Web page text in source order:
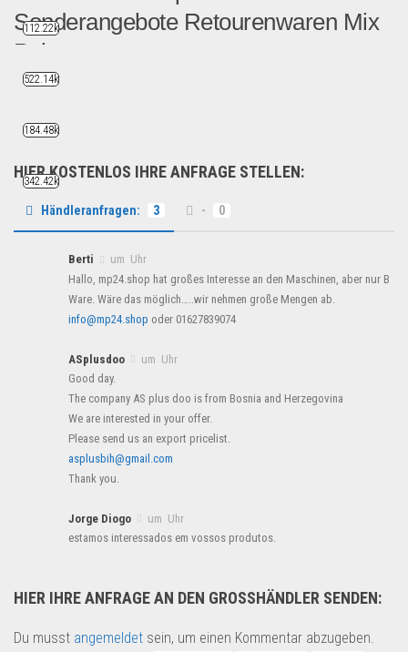
Sonderangebote Retourenwaren Mix
Palette
Wir bieten Mischware, Rest...
HIER KOSTENLOS IHRE ANFRAGE STELLEN:
Händleranfragen: 3 - 0
Berti
um Uhr
Hallo, mp24.shop hat großes Interesse an den Maschinen, aber nur B
Ware. Wäre das möglich…..wir nehmen große Mengen ab.
info@mp24.shop oder 01627839074
ASplusdoo
um Uhr
Good day.
The company AS plus doo is from Bosnia and Herzegovina
We are interested in your offer.
Please send us an export pricelist.
asplusbih@gmail.com
Thank you.
Jorge Diogo
um Uhr
estamos interessados em vossos produtos.
HIER IHRE ANFRAGE AN DEN GROSSHÄNDLER SENDEN:
Du musst angemeldet sein, um einen Kommentar abzugeben.
112.22k
522.14k
184.48k
342.42k